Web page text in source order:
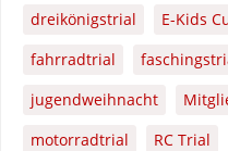
dreikönigstrial
E-Kids
fahrradtrial
jugendweihnacht
motorradtrial
RC Trial